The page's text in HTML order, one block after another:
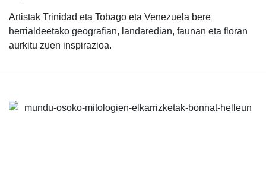
Artistak Trinidad eta Tobago eta Venezuela bere
herrialdeetako geografian, landaredian, faunan eta floran
aurkitu zuen inspirazioa.